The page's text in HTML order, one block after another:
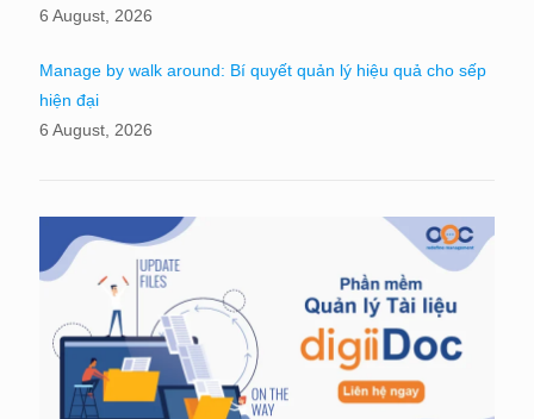
6 August, 2026
Manage by walk around: Bí quyết quản lý hiệu quả cho sếp
hiện đại
6 August, 2026